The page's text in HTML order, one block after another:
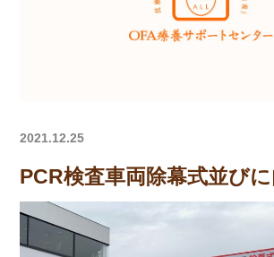
2021.12.25
PCR検査車両除幕式並び